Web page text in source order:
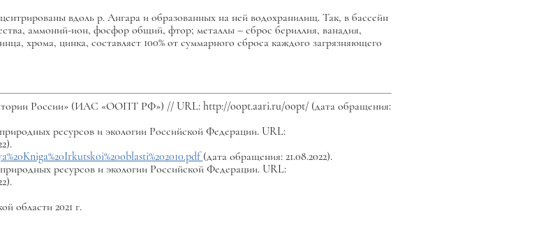
вдоль р. Ангара и образованных на ней водохранилищ. Так, в бассейн
аммоний-ион, фосфор общий, фтор; металлы – сброс бериллия, ванадия,
хрома, цинка, составляет 100% от суммарного сброса каждого загрязняющего
России» (ИАС «ООПТ РФ») // URL: http://oopt.aari.ru/oopt/ (дата обращения:
ресурсов и экологии Российской Федерации. URL:
(дата обращения: 21.08.2022).
ресурсов и экологии Российской Федерации. URL:
области 2021 г.